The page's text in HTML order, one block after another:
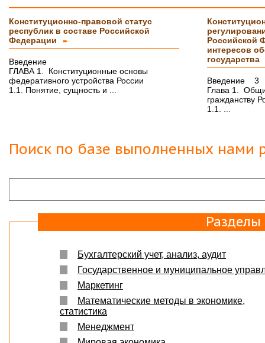
Светлана, добрый день! Хочу сказать Вам и
Вашим сотрудникам огромное спасибо за
курсовую работу!!! оценили на \5\!))
Буду еще к Вам обращаться!!
Вера
07.03.18
Защита прошла на отлично. Спасибо большое :)
Спасибо, что ВЫ есть!!!
Конституционно-правовой статус
республик в составе Российской
Федерации
➨
Введение
ГЛАВА 1. Конституционные основы
федеративного устройства России
1.1. Понятие, сущность и ...
Российской
интересов
государства
Введение 3
Глава 1.
гражданству
1.1. ...
Поиск по базе выполненных нами
Бухгалтерский учет, анализ, аудит
Государственное и муниципальное
Маркетинг
Математические методы в экономике,
статистика
Менеджмент